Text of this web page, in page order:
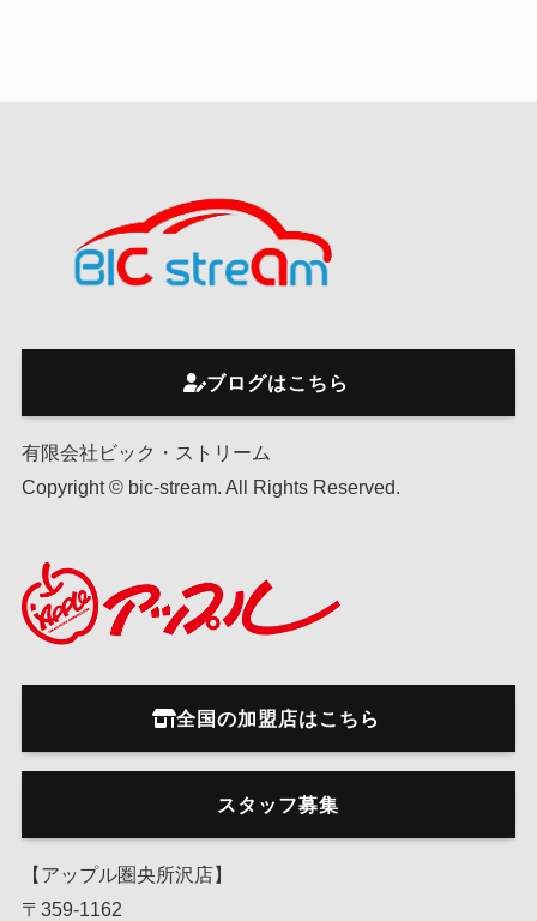
ブログはこちら
有限会社ビック・ストリーム
Copyright © bic-stream. All Rights Reserved.
全国の加盟店はこちら
スタッフ募集
【アップル圏央所沢店】
〒359-1162